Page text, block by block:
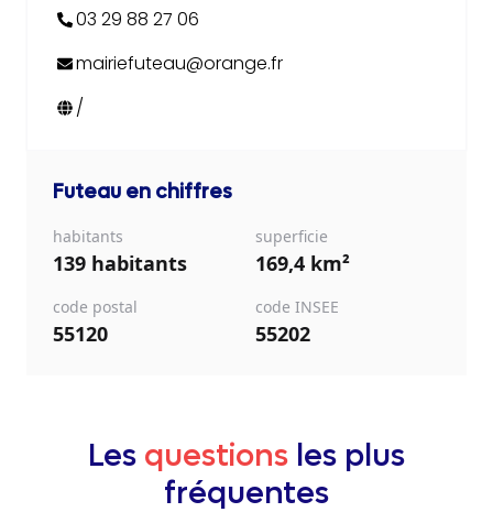
03 29 88 27 06
mairiefuteau@orange.fr
/
Futeau en chiffres
habitants
139 habitants
superficie
169,4 km²
code postal
55120
code INSEE
55202
Les questions les plus
fréquentes